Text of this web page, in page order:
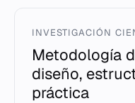
INVESTIGACIÓN
Metodología
diseño,
práctica